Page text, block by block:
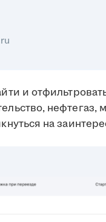
и
нефтегаз,
на